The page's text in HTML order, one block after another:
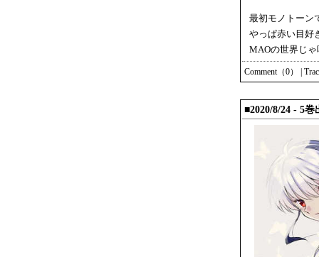
最初モノトーン
やっぱ赤い目
MAOの世界じ
Comment（0）
■2020/8/24 - 5巻